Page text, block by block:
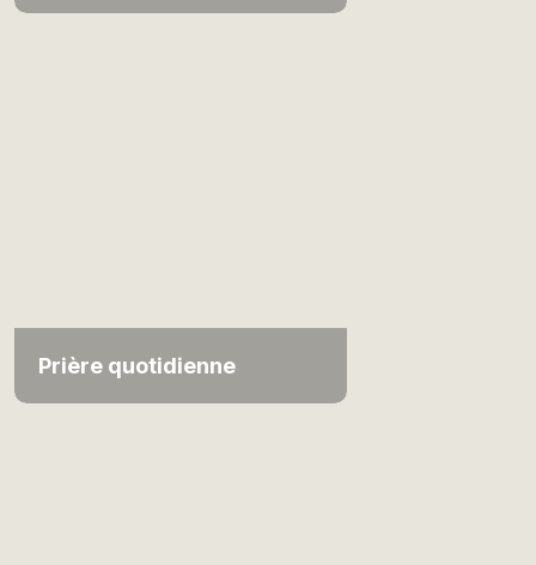
Prière quotidienne